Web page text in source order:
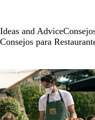
Ideas and Advice
Consejos para